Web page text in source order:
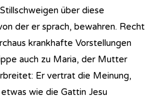
über diese
der er sprach, bewahren. Recht
krankhafte Vorstellungen
auch zu Maria, der Mutter
Er vertrat die Meinung,
wie die Gattin Jesu